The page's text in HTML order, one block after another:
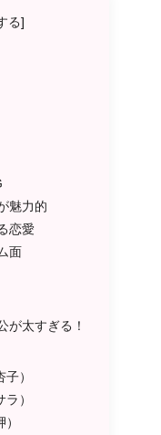
る]
魅力的
恋愛
面
が太すぎる！
）
）